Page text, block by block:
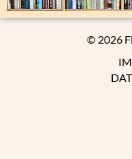
© 2026